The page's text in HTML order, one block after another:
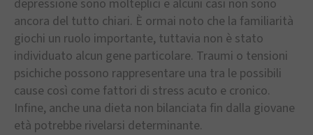
depressione sono molteplici e alcuni casi non sono
ancora del tutto chiari. È ormai noto che la familiarità
giochi un ruolo importante, tuttavia non è stato
individuato alcun gene particolare. Traumi o tensioni
psichiche possono rappresentare una tra le possibili
cause così come fattori di stress acuto e cronico.
Infine, anche una dieta non bilanciata fin dalla giovane
età potrebbe rivelarsi determinante.